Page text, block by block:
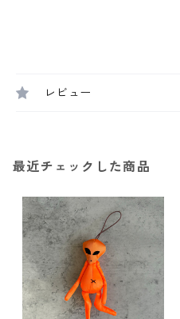
レビュー
最近チェックした商品